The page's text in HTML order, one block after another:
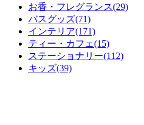
お香・フレグランス(29)
バスグッズ(71)
インテリア(171)
ティー・カフェ(15)
ステーショナリー(112)
キッズ(39)